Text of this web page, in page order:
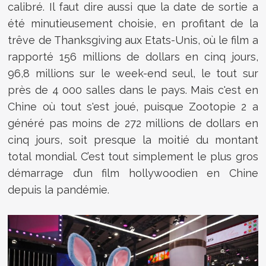
calibré. Il faut dire aussi que la date de sortie a
été minutieusement choisie, en profitant de la
trêve de Thanksgiving aux Etats-Unis, où le film a
rapporté 156 millions de dollars en cinq jours,
96,8 millions sur le week-end seul, le tout sur
près de 4 000 salles dans le pays. Mais c'est en
Chine où tout s'est joué, puisque Zootopie 2 a
généré pas moins de 272 millions de dollars en
cinq jours, soit presque la moitié du montant
total mondial. C’est tout simplement le plus gros
démarrage d’un film hollywoodien en Chine
depuis la pandémie.